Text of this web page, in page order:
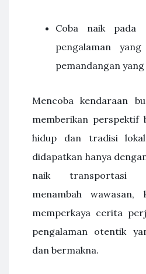
Coba naik pada
pengalaman
pemandangan yang
Mencoba kendaraan
memberikan perspektif
hidup dan tradisi
didapatkan hanya
naik transportasi
menambah
memperkaya cerita
pengalaman otentik
dan bermakna.